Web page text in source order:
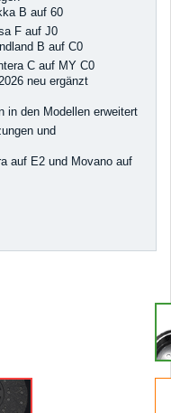
B auf 60
F auf J0
B auf C0
C auf MY C0
neu ergänzt
in den Modellen erweitert
und
auf E2 und Movano auf